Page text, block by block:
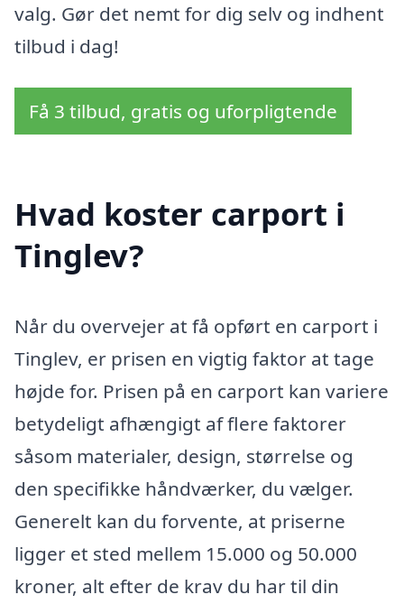
valg. Gør det nemt for dig selv og indhent
tilbud i dag!
Få 3 tilbud, gratis og uforpligtende
Hvad koster carport i
Tinglev?
Når du overvejer at få opført en carport i
Tinglev, er prisen en vigtig faktor at tage
højde for. Prisen på en carport kan variere
betydeligt afhængigt af flere faktorer
såsom materialer, design, størrelse og
den specifikke håndværker, du vælger.
Generelt kan du forvente, at priserne
ligger et sted mellem 15.000 og 50.000
kroner, alt efter de krav du har til din